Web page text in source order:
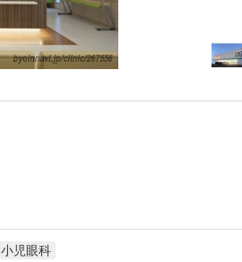
小児眼科